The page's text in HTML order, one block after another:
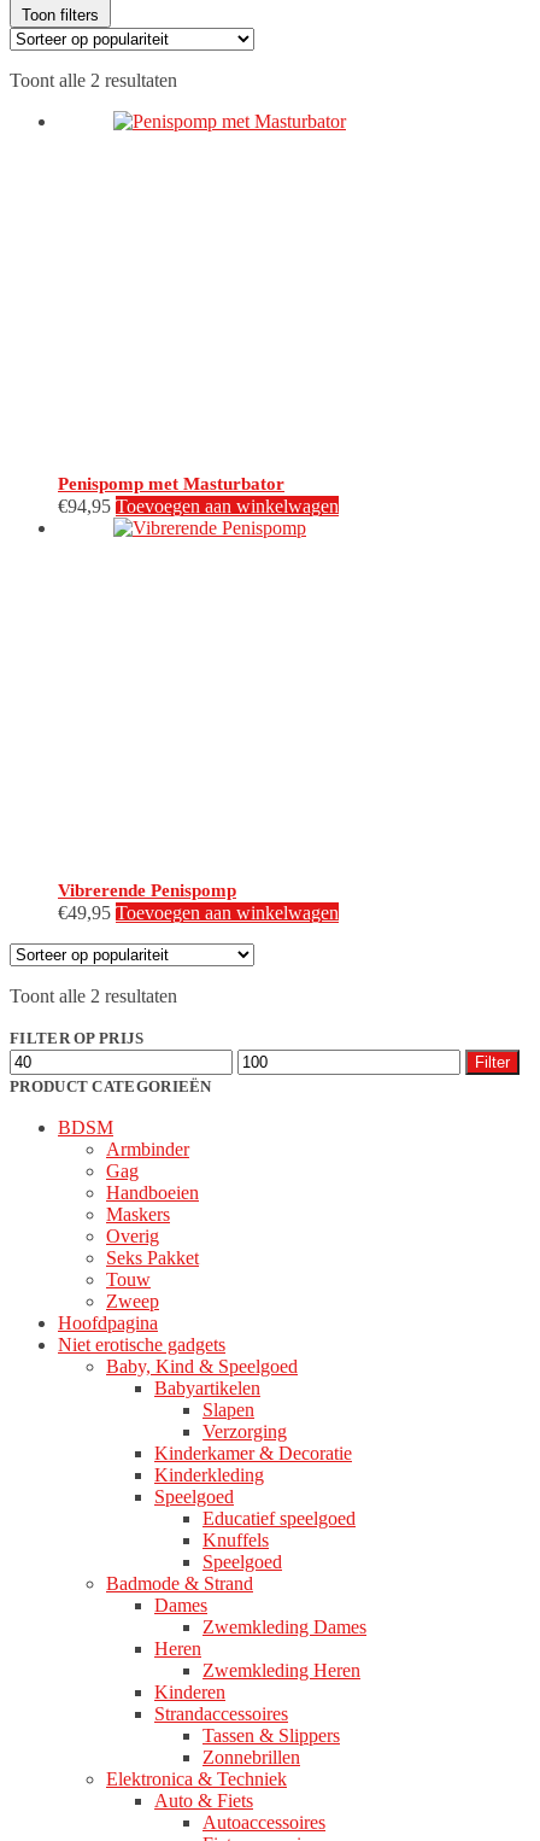
Toon filters
Toont alle 2 resultaten
populariteit
Penispomp met Masturbator
€94,95 Toevoegen aan winkelwagen
Vibrerende Penispomp
€49,95 Toevoegen aan winkelwagen
Toont alle 2 resultaten
FILTER OP PRIJS
Min.
prijs
Max.
prijs
Filter
PRODUCT CATEGORIEËN
BDSM
Armbinder
Gag
Handboeien
Maskers
Overig
Seks Pakket
Touw
Zweep
Hoofdpagina
Niet erotische gadgets
Baby, Kind & Speelgoed
Babyartikelen
Slapen
Verzorging
Kinderkamer & Decoratie
Kinderkleding
Speelgoed
Educatief speelgoed
Knuffels
Speelgoed
Badmode & Strand
Dames
Zwemkleding Dames
Heren
Zwemkleding Heren
Kinderen
Strandaccessoires
Tassen & Slippers
Zonnebrillen
Elektronica & Techniek
Auto & Fiets
Autoaccessoires